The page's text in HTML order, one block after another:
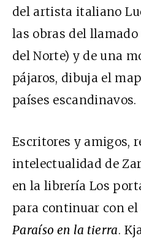
del artista italiano
las obras del
del Norte) y de una
pájaros, dibuja el
países escandinavos.
Escritores y amigos,
intelectualidad de
en la librería Los
para continuar con
Paraíso en la tierra.